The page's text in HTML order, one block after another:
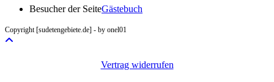
Besucher der SeiteGästebuch
Copyright [sudetengebiete.de] - by onel01
Vertrag widerrufen